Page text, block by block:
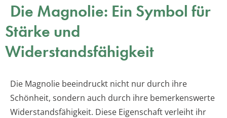
Die Magnolie: Ein Symbol für
Stärke und
Widerstandsfähigkeit
Die Magnolie beeindruckt nicht nur durch ihre
Schönheit, sondern auch durch ihre bemerkenswerte
Widerstandsfähigkeit. Diese Eigenschaft verleiht ihr